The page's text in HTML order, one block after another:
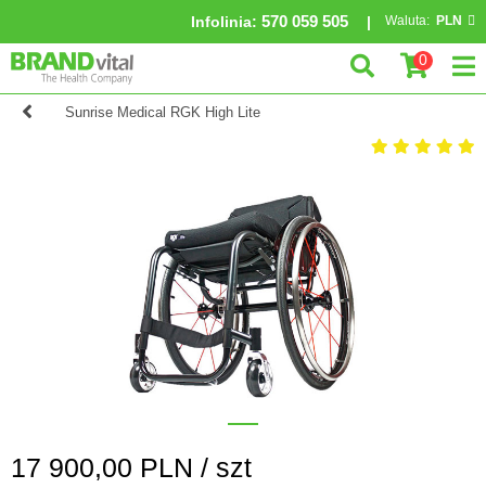
Infolinia: 570 059 505 Waluta: PLN
0
Sunrise Medical RGK High Lite
17 900,00 PLN / szt